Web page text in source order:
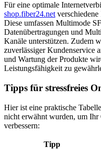
Für eine optimale
shop.fiber24.net
Diese umfassen Multimode
Datenübertragungen und
Kanäle unterstützen. Zudem
zuverlässiger Kundenservice
und Wartung der Produkte
Leistungsfähigkeit zu
Tipps für stressfreies
Hier ist eine praktische
nicht erwähnt wurden, um
verbessern:
Tipp